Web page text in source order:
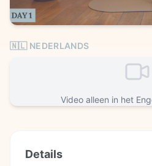
🇳🇱 NEDERLANDS
Video alleen in het
Details